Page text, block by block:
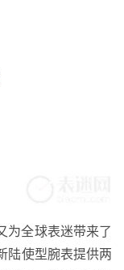
为全球表迷带来了
陆使型腕表提供两